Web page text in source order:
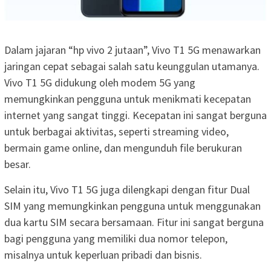
Dalam jajaran “hp vivo 2 jutaan”, Vivo T1 5G menawarkan
jaringan cepat sebagai salah satu keunggulan utamanya.
Vivo T1 5G didukung oleh modem 5G yang
memungkinkan pengguna untuk menikmati kecepatan
internet yang sangat tinggi. Kecepatan ini sangat berguna
untuk berbagai aktivitas, seperti streaming video,
bermain game online, dan mengunduh file berukuran
besar.
Selain itu, Vivo T1 5G juga dilengkapi dengan fitur Dual
SIM yang memungkinkan pengguna untuk menggunakan
dua kartu SIM secara bersamaan. Fitur ini sangat berguna
bagi pengguna yang memiliki dua nomor telepon,
misalnya untuk keperluan pribadi dan bisnis.